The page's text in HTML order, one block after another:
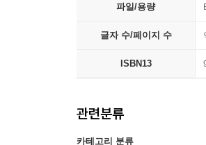
파일/용량
글자 수/페이지 수
ISBN13
관련분류
카테고리 분류